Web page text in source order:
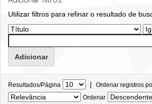
Utilizar filtros para refinar o resultado de
Resultados/Página | Ordenar registros
Ordenar